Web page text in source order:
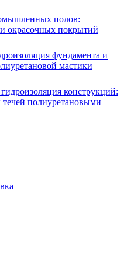
полов:
окрасочных покрытий
фундамента и
мастики
конструкций:
полиуретановыми